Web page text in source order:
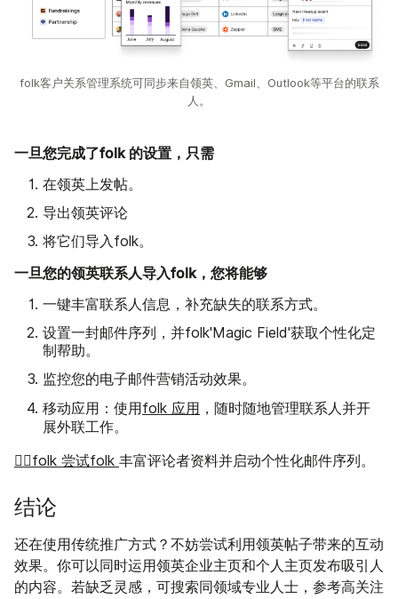
folk客户关系管理系统可同步来自领英、Gmail、Outlook等平台的联系
人。
一旦您完成了folk 的设置，只需
在领英上发帖。
导出领英评论
将它们导入folk。
一旦您的领英联系人导入folk，您将能够
一键丰富联系人信息，补充缺失的联系方式。
设置一封邮件序列，并folk'Magic Field'获取个性化定
制帮助。
监控您的电子邮件营销活动效果。
移动应用：使用folk 应用 ，随时随地管理联系人并开
展外联工作。
👉🏼folk 尝试folk 丰富评论者资料并启动个性化邮件序列。
结论
还在使用传统推广方式？不妨尝试利用领英帖子带来的互动
效果。你可以同时运用领英企业主页和个人主页发布吸引人
的内容。若缺乏灵感，可搜索同领域专业人士，参考高关注